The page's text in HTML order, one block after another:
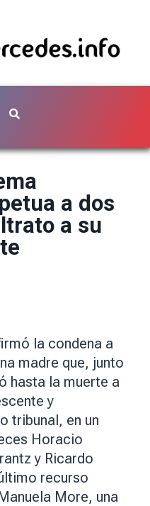
a dos
a su
la condena a
madre que, junto
hasta la muerte a
y
tribunal, en un
Horacio
y Ricardo
recurso
More, una